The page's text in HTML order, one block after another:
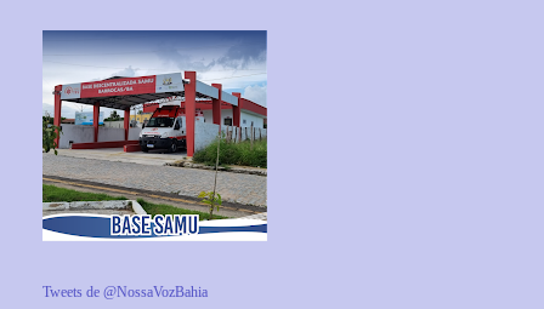
Tweets de @NossaVozBahia